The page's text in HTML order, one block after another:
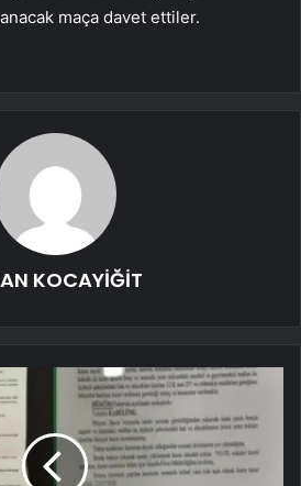
maça davet ettiler.
KOCAYİĞİT